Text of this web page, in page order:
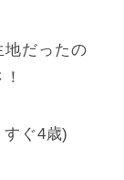
地だったの
ぐ4歳)